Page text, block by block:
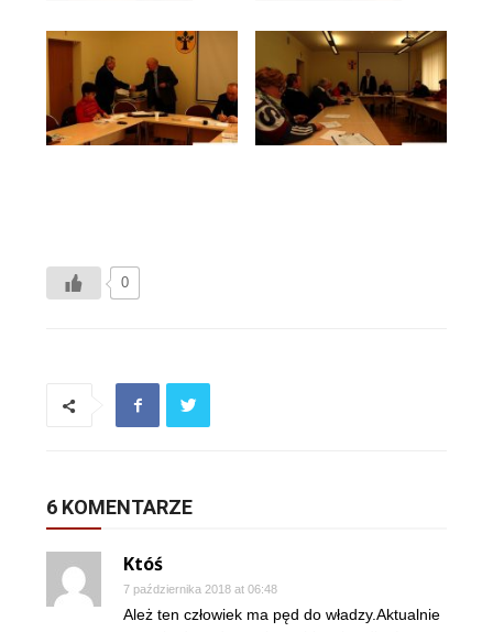
0
6 KOMENTARZE
Któś
7 października 2018 at 06:48
Ależ ten człowiek ma pęd do władzy.Aktualnie